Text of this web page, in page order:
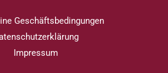
Geschäftsbedingungen
Impressum